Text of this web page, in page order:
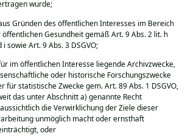
wurde;
Gründen des öffentlichen Interesses im Bereich
öffentlichen Gesundheit gemäß Art. 9 Abs. 2 lit. h
i sowie Art. 9 Abs. 3 DSGVO;
im öffentlichen Interesse liegende Archivzwecke,
oder historische Forschungszwecke
für statistische Zwecke gem. Art. 89 Abs. 1 DSGVO,
das unter Abschnitt a) genannte Recht
die Verwirklichung der Ziele dieser
unmöglich macht oder ernsthaft
oder